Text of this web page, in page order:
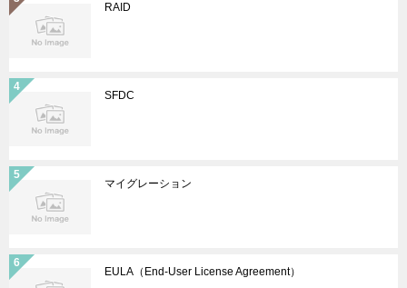
RAID
SFDC
マイグレーション
EULA（End-User License Agreement）